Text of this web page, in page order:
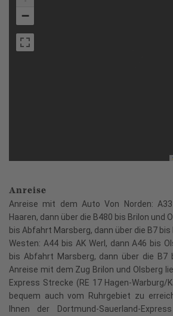
−
Anreise
Anreise mit dem Auto Von Norden:
Haaren, dann über die B480 bis Brilon und
bis Abfahrt Marsberg, dann über die B7 bis
Westen: A44 bis AK Werl, dann A46 bis
bis Abfahrt Marsberg, dann über die B7
Anreise mit dem Zug Brilon und Olsberg
Express Strecke (RE 17 Hagen-
bequem auch vom Ruhrgebiet zu
Ihnen der Dortmund-Sauerland-